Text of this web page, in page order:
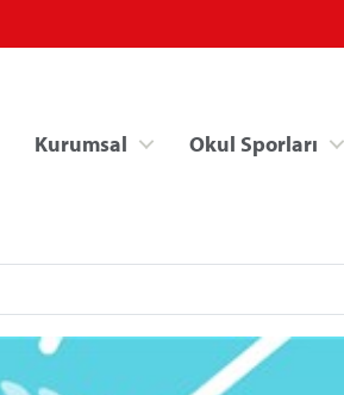
Kurumsal Okul Sporları